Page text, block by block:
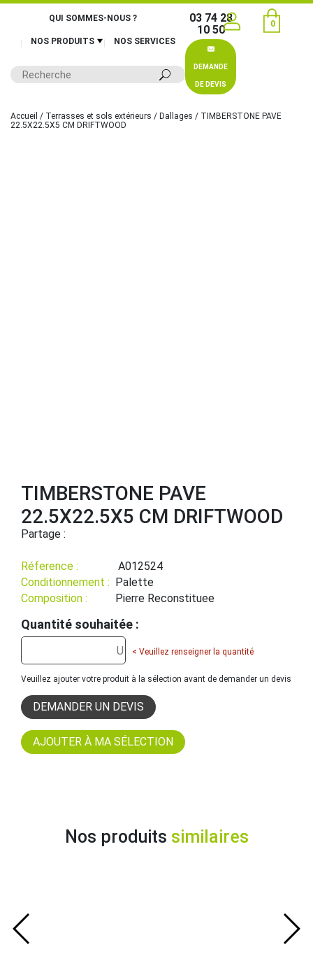
QUI SOMMES-NOUS ?
NOS PRODUITS NOS SERVICES
03 74 28
10 50
DEMANDE
DE DEVIS
0
Accueil / Terrasses et sols extérieurs / Dallages / TIMBERSTONE PAVE
22.5X22.5X5 CM DRIFTWOOD
TIMBERSTONE PAVE
22.5X22.5X5 CM DRIFTWOOD
Partage :
Réference :
A012524
Conditionnement :
Palette
Composition :
Pierre Reconstituee
Quantité souhaitée :
< Veuillez renseigner la quantité
Veuillez ajouter votre produit à la sélection avant de demander un devis
DEMANDER UN DEVIS
Nos produits similaires